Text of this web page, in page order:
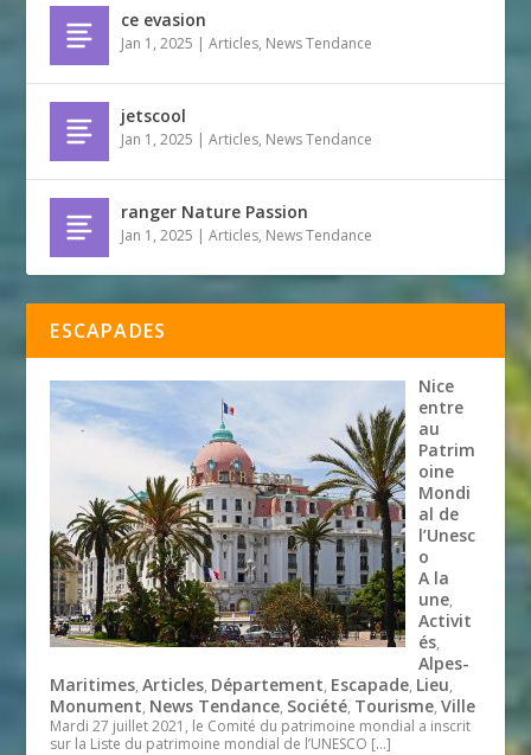
ce evasion
Jan 1, 2025 |Articles, News Tendance
jetscool
Jan 1, 2025 |Articles, News Tendance
ranger Nature Passion
Jan 1, 2025 |Articles, News Tendance
ESCAPADES
Nice
entre
au
Patrim
oine
Mondi
al de
l’Unesc
o
A la
une,
Activit
és,
Alpes-
Maritimes,Articles, Département, Escapade, Lieu,
Monument, News Tendance, Société, Tourisme,Ville
Mardi 27 juillet 2021, le Comité du patrimoine mondial a inscrit
sur la Liste du patrimoine mondial de l’UNESCO […]